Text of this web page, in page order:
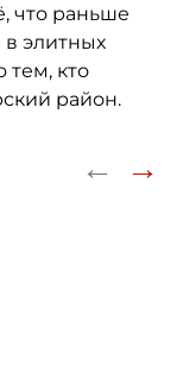
что раньше
элитных
тем, кто
район.
← →